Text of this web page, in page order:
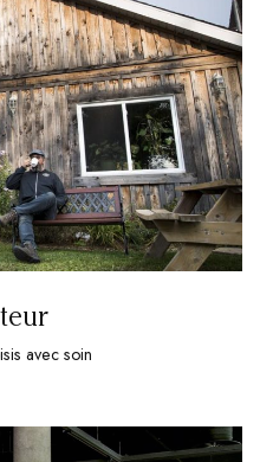
avec soin